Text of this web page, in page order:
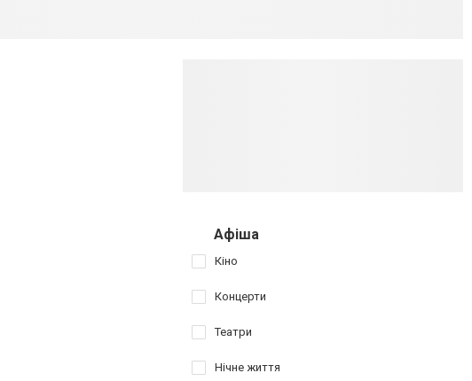
Афіша
Кіно
Концерти
Театри
Нічне життя